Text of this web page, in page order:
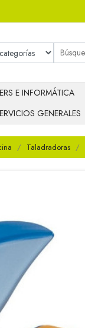
E INFORMÁTICA
GENERALES
Taladradoras